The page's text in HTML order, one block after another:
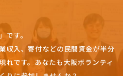
です。
収入、寄付などの民間資金が半分
れです。 あなたも大阪ボランティ